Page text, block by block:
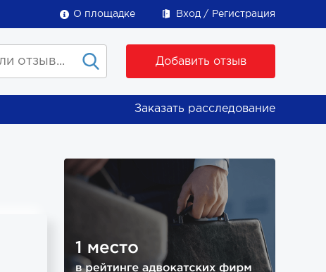
О площадке Вход Регистрация
Добавить отзыв
Заказать расследование